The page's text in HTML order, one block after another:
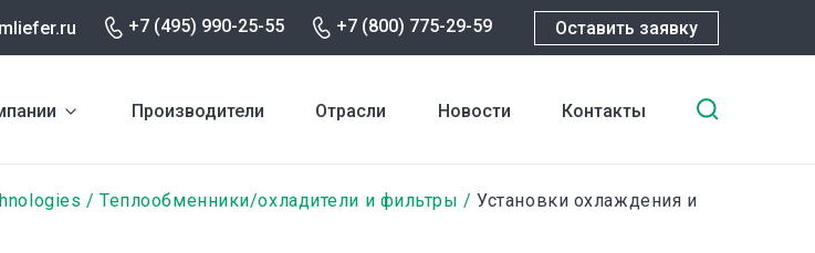
+7 (495) 990-25-55 +7 (800) 775-29-59 Оставить заявку
Производители Отрасли Новости Контакты
Теплообменники/охладители и фильтры
Установки охлаждения и